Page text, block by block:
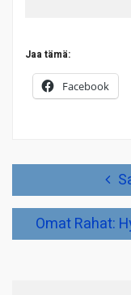
Jaa tämä:
Facebook
Omat Rahat: